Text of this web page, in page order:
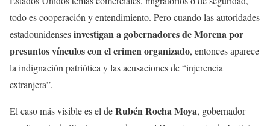
todo es cooperación y entendimiento. Pero cuando las autoridades
estadounidensesinvestigan a gobernadores de Morena por
presuntos vínculos con el crimen organizado, entonces aparece
la indignación patriótica y las acusaciones de “injerencia
extranjera”.
El caso más visible es el deRubén Rocha Moya, gobernador